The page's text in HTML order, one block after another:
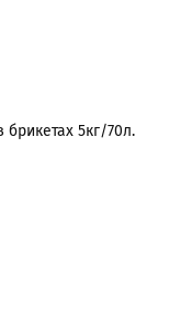
5кг/70л.